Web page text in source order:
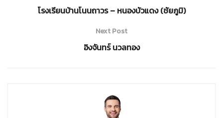
โรงเรียนบ้านโนนถาวร – หนองบัวแดง (ชัยภูมิ)
Next Post
อิงจันทร์ นวลทอง